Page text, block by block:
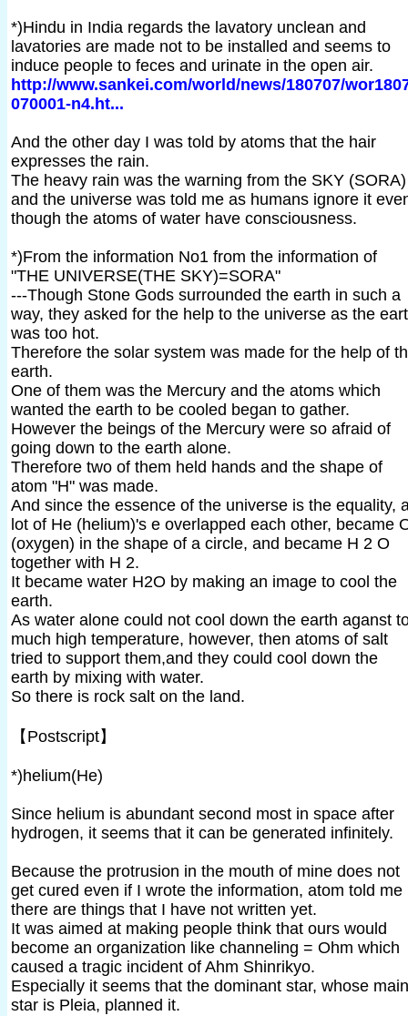
*)Hindu in India regards the lavatory unclean and
lavatories are made not to be installed and seems to
induce people to feces and urinate in the open air.
http://www.sankei.com/world/news/180707/
070001-n4.ht...
And the other day I was told by atoms that the hair
expresses the rain.
The heavy rain was the warning from the SKY (SORA)
and the universe was told me as humans ignore it
though the atoms of water have consciousness.
*)From the information No1 from the information of
"THE UNIVERSE(THE SKY)=SORA"
---Though Stone Gods surrounded the earth in such a
way, they asked for the help to the universe as the
was too hot.
Therefore the solar system was made for the help of
earth.
One of them was the Mercury and the atoms which
wanted the earth to be cooled began to gather.
However the beings of the Mercury were so afraid of
going down to the earth alone.
Therefore two of them held hands and the shape of
atom "H" was made.
And since the essence of the universe is the equality,
lot of He (helium)'s e overlapped each other, became
(oxygen) in the shape of a circle, and became H 2 O
together with H 2.
It became water H2O by making an image to cool the
earth.
As water alone could not cool down the earth aganst
much high temperature, however, then atoms of salt
tried to support them,and they could cool down the
earth by mixing with water.
So there is rock salt on the land.
【Postscript】
*)helium(He)
Since helium is abundant second most in space after
hydrogen, it seems that it can be generated infinitely.
Because the protrusion in the mouth of mine does not
get cured even if I wrote the information, atom told me
there are things that I have not written yet.
It was aimed at making people think that ours would
become an organization like channeling = Ohm which
caused a tragic incident of Ahm Shinrikyo.
Especially it seems that the dominant star, whose main
star is Pleia, planned it.